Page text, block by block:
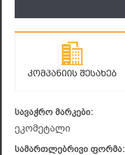
Კომპანიის Შესახებ
სავაჭრო მარკები:
ეკომეტალი
სამართლებრივი ფორმა: